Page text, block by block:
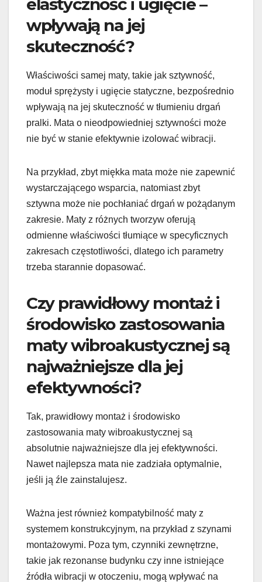
elastyczność i ugięcie –
wpływają na jej
skuteczność?
Właściwości samej maty, takie jak sztywność,
moduł sprężysty i ugięcie statyczne, bezpośrednio
wpływają na jej skuteczność w tłumieniu drgań
pralki. Mata o nieodpowiedniej sztywności może
nie być w stanie efektywnie izolować wibracji.
Na przykład, zbyt miękka mata może nie zapewnić
wystarczającego wsparcia, natomiast zbyt
sztywna może nie pochłaniać drgań w pożądanym
zakresie. Maty z różnych tworzyw oferują
odmienne właściwości tłumiące w specyficznych
zakresach częstotliwości, dlatego ich parametry
trzeba starannie dopasować.
Czy prawidłowy montaż i
środowisko zastosowania
maty wibroakustycznej są
najważniejsze dla jej
efektywności?
Tak, prawidłowy montaż i środowisko
zastosowania maty wibroakustycznej są
absolutnie najważniejsze dla jej efektywności.
Nawet najlepsza mata nie zadziała optymalnie,
jeśli ją źle zainstalujesz.
Ważna jest również kompatybilność maty z
systemem konstrukcyjnym, na przykład z szynami
montażowymi. Poza tym, czynniki zewnętrzne,
takie jak rezonanse budynku czy inne istniejące
źródła wibracji w otoczeniu, mogą wpływać na